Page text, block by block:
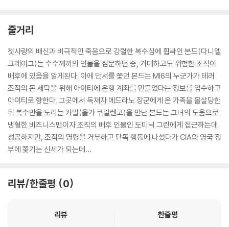
줄거리
첫사랑의 배신과 비극적인 죽음으로 강렬한 복수심에 휩싸인 본드(다니엘
크레이그)는 수수께끼의 인물을 심문하던 중, 거대하고도 위험한 조직이
배후에 있음을 알게된다. 이에 단서를 쫓던 본드는 MI6의 누군가가 테러
조직의 돈 세탁을 위해 아이티에 은행 계좌를 만들었다는 정보를 입수하고
아이티로 향한다. 그곳에서 독재자 메드라노 장군에게 온 가족을 몰살당한
뒤 복수만을 노리는 카밀(올가 쿠릴렌코)을 만난 본드는 그녀의 도움으로
냉혈한 비즈니스맨이자 조직의 배후 인물인 도미닉 그린에게 접근하는데
성공하지만, 조직의 명령을 거부하고 단독 행동에 나섰다가 CIA와 영국 정
부에 쫓기는 신세가 되는데…
리뷰/한줄평 0
리뷰
한줄평